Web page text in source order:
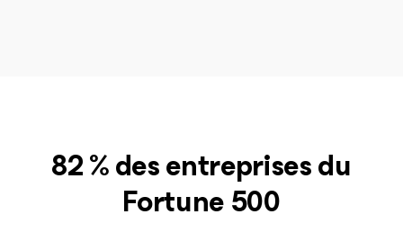
82 % des entreprises du
Fortune 500